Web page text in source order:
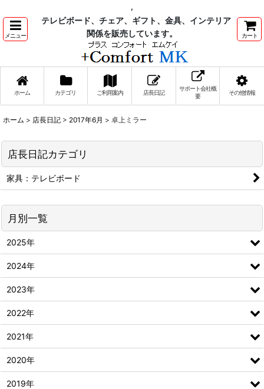
,
メニュー
テレビボード、チェア、ギフト、金具、インテリア
関係を販売しています。
カート
ホーム カテゴリ ご利用案内 店長日記
サポート会社概
要
その他情報
ホーム > 店長日記 > 2017年6月 > 卓上ミラー
店長日記カテゴリ
家具：テレビボード
月別一覧
2025年
2024年
2023年
2022年
2021年
2020年
2019年